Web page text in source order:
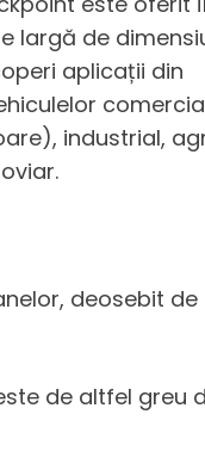
largă de
aplicații din
industrial,
deosebit de
de altfel greu